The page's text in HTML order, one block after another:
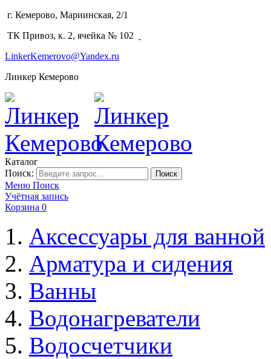
г. Кемерово, Мариинская, 2/1
ТК Привоз, к. 2, ячейка № 102
LinkerKemerovo@Yandex.ru
Линкер Кемерово
Каталог
Поиск:
Поиск
Меню Поиск
Учётная запись
Корзина 0
Аксессуары для ванной
Арматура и сидения
Ванны
Водонагреватели
Водосчетчики